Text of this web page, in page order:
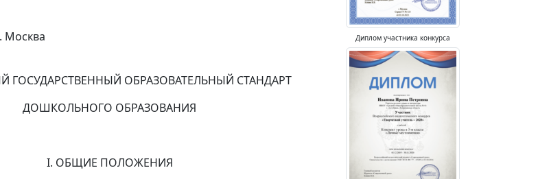
Москва
ГОСУДАРСТВЕННЫЙ ОБРАЗОВАТЕЛЬНЫЙ СТАНДАРТ
ДОШКОЛЬНОГО ОБРАЗОВАНИЯ
I. ОБЩИЕ ПОЛОЖЕНИЯ
Диплом участника конкурса